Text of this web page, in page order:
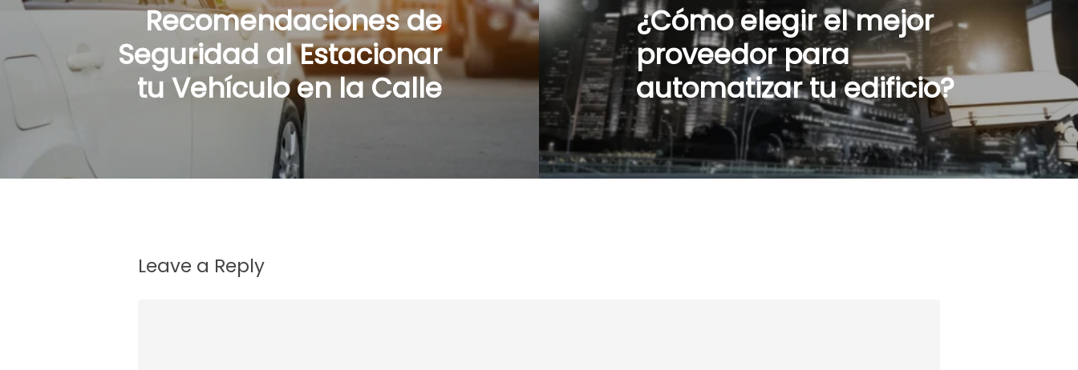
Recomendaciones de
Seguridad al Estacionar
tu Vehículo en la Calle
¿Cómo elegir el mejor
proveedor para
automatizar tu edificio?
Leave a Reply